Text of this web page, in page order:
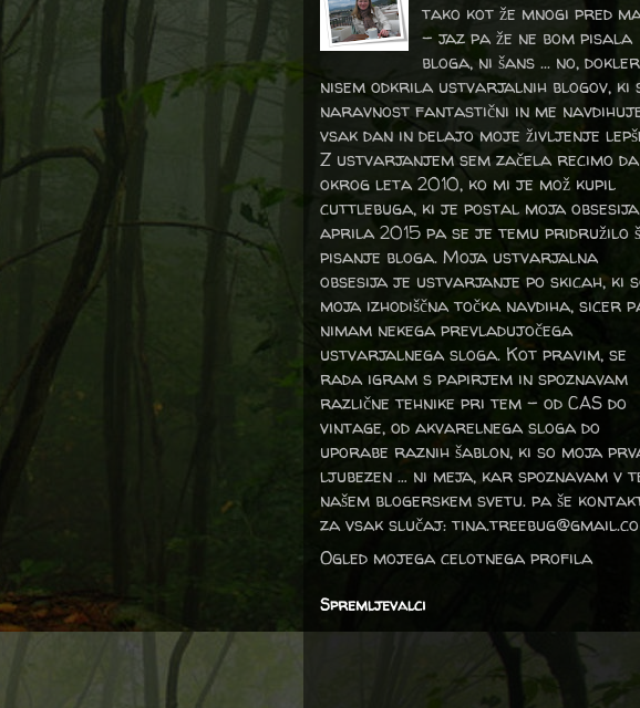
tako kot že mnogi pred
- jaz pa že ne bom pisala
bloga, ni šans ... no, dokler
nisem odkrila ustvarjalnih blogov, ki
naravnost fantastični in me
vsak dan in delajo moje življenje
Z ustvarjanjem sem začela recimo da
okrog leta 2010, ko mi je mož kupil
cuttlebuga, ki je postal moja
aprila 2015 pa se je temu pridružilo
pisanje bloga. Moja ustvarjalna
obsesija je ustvarjanje po skicah, ki
moja izhodiščna točka navdiha, sicer
nimam nekega prevladujočega
ustvarjalnega sloga. Kot pravim, se
rada igram s papirjem in spoznavam
različne tehnike pri tem – od CAS do
vintage, od akvarelnega sloga do
uporabe raznih šablon, ki so moja
ljubezen … ni meja, kar spoznavam v
našem blogerskem svetu. pa še
za vsak slučaj:
Ogled mojega celotnega profila
Spremljevalci